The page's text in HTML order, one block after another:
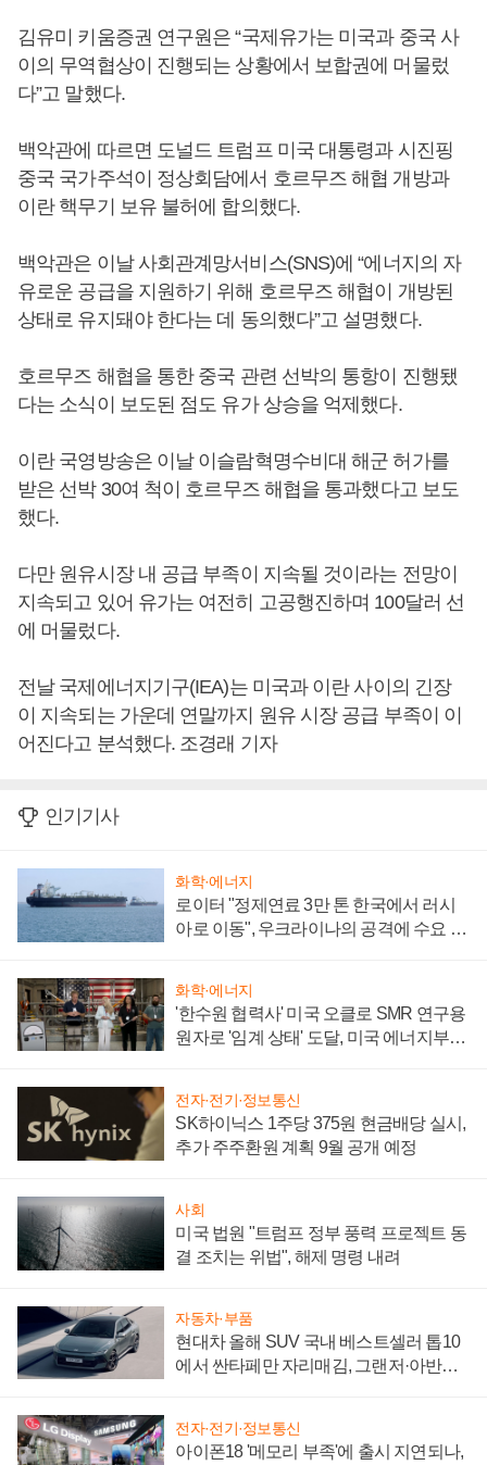
김유미 키움증권 연구원은 “국제유가는 미국과 중국 사
이의 무역협상이 진행되는 상황에서 보합권에 머물렀
다”고 말했다.
백악관에 따르면 도널드 트럼프 미국 대통령과 시진핑
중국 국가주석이 정상회담에서 호르무즈 해협 개방과
이란 핵무기 보유 불허에 합의했다.
백악관은 이날 사회관계망서비스(SNS)에 “에너지의 자
유로운 공급을 지원하기 위해 호르무즈 해협이 개방된
상태로 유지돼야 한다는 데 동의했다”고 설명했다.
호르무즈 해협을 통한 중국 관련 선박의 통항이 진행됐
다는 소식이 보도된 점도 유가 상승을 억제했다.
이란 국영방송은 이날 이슬람혁명수비대 해군 허가를
받은 선박 30여 척이 호르무즈 해협을 통과했다고 보도
했다.
다만 원유시장 내 공급 부족이 지속될 것이라는 전망이
지속되고 있어 유가는 여전히 고공행진하며 100달러 선
에 머물렀다.
전날 국제에너지기구(IEA)는 미국과 이란 사이의 긴장
이 지속되는 가운데 연말까지 원유 시장 공급 부족이 이
어진다고 분석했다. 조경래 기자
인기기사
화학·에너지
로이터 "정제연료 3만 톤 한국에서 러시
아로 이동", 우크라이나의 공격에 수요 늘
화학·에너지
'한수원 협력사' 미국 오클로 SMR 연구용
원자로 '임계 상태' 도달, 미국 에너지부
전자·전기·정보통신
SK하이닉스 1주당 375원 현금배당 실시,
추가 주주환원 계획 9월 공개 예정
사회
미국 법원 "트럼프 정부 풍력 프로젝트 동
결 조치는 위법", 해제 명령 내려
자동차·부품
현대차 올해 SUV 국내 베스트셀러 톱10
에서 싼타페만 자리매김, 그랜저·아반떼
전자·전기·정보통신
아이폰18 '메모리 부족'에 출시 지연되나,